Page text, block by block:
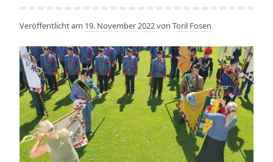
Veröffentlicht am 19. November 2022von Toril Fosen